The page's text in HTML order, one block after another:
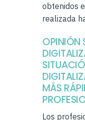
obtenidos
realizada
OPINIÓN
MÁS
Los